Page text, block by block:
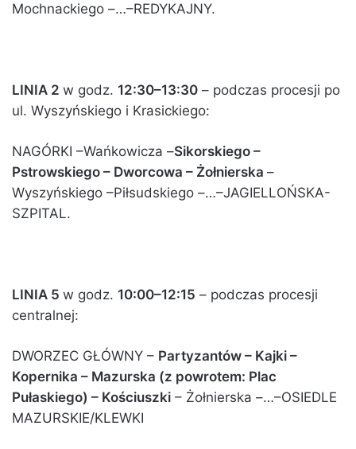
Mochnackiego –…–REDYKAJNY.
LINIA 2 w godz. 12:30–13:30 – podczas procesji po
ul. Wyszyńskiego i Krasickiego:
NAGÓRKI –Wańkowicza –Sikorskiego –
Pstrowskiego – Dworcowa – Żołnierska –
Wyszyńskiego –Piłsudskiego –…–JAGIELLOŃSKA-
SZPITAL.
LINIA 5 w godz. 10:00–12:15 – podczas procesji
centralnej:
DWORZEC GŁÓWNY – Partyzantów – Kajki –
Kopernika – Mazurska (z powrotem: Plac
Pułaskiego) – Kościuszki – Żołnierska –…–OSIEDLE
MAZURSKIE/KLEWKI